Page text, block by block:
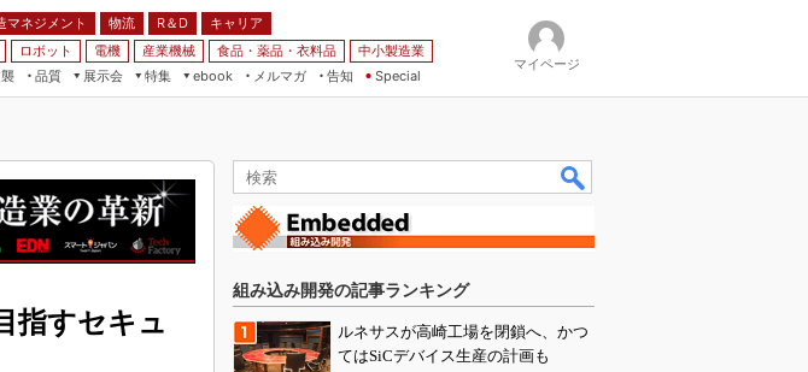
マネジメント 物流 R＆D
キャリア
ロボット 電機 産業機械 食品・薬品・衣料品
中小製造業
品質
展示会
ィング
特集
ス
ebook
メント
メルマガ
告知 Special
マイページ
指すセキュ
組み込み開発の記事ランキング
ルネサスが高崎工場を閉鎖へ、かつ
てはSiCデバイス生産の計画も